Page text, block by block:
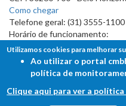
Como chegar
Telefone geral: (31) 3555-1100
Horário de funcionamento:
7h às 19h
Utilizamos cookies para melhorar
Ao utilizar o portal
política de
Clique aqui para ver a